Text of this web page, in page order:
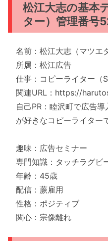
松江大志の基本
ター）管理番号
名前：松江大志（マツエ
所属：松江広告
仕事：コピーライター（
関連URL：https://
自己PR：睦沢町で広告
が好きなコピーライター
趣味：広告セミナー
専門知識：タッチラグビ
年齢：45歳
配信：蕨雇用
性格：ポジティブ
関心：宗像離れ